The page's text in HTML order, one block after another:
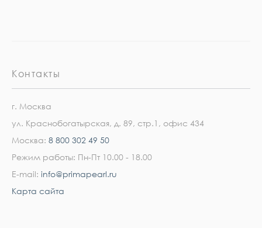
Контакты
г. Москва
ул. Краснобогатырская, д. 89, стр.1, офис 434
Москва: 8 800 302 49 50
Режим работы: Пн-Пт 10.00 - 18.00
E-mail: info@primapearl.ru
Карта сайта